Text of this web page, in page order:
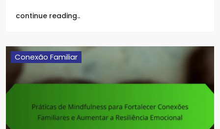
continue reading..
Conexão Familiar